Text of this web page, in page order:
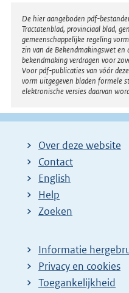
Disclaimer
De hier aangeboden pdf-
Tractatenblad, provinciaal blad,
gemeenschappelijke regeling
zin van de Bekendmakingswet
bekendmaking verdragen voor
Voor pdf-publicaties van vóór
vorm uitgegeven bladen formele
elektronische versies daarvan
Over deze website
Contact
English
Help
Zoeken
Informatie
Privacy en cookies
Toegankelijkheid